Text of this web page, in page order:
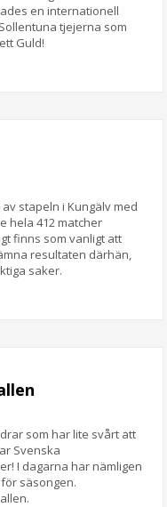
en internationell
tjejerna som
Guld!
av stapeln i Kungälv med
hela 412 matcher
finns som vanligt att
resultaten därhän,
saker.
som har lite svårt att
Svenska
I dagarna har nämligen
säsongen.